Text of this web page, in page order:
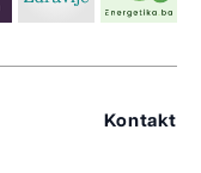
Kontakt